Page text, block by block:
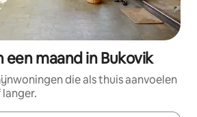
maand in Bukovik
die als thuis aanvoelen